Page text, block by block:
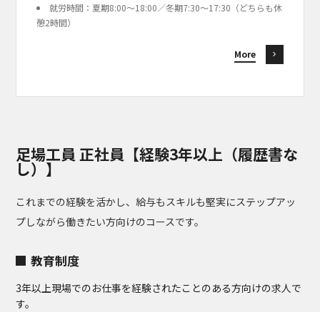
就労時間：夏期8:00〜18:00／冬期7:30〜17:30（どちらも休
憩2時間）
More
足場工員 正社員【経験3年以上（履歴書な
し）】
これまでの経験を活かし、給与もスキルも堅実にステップアッ
プしながら働きたい方向けのコースです。
教育制度
3年以上現場でのお仕事を経験されたことのある方向けの求人で
す。